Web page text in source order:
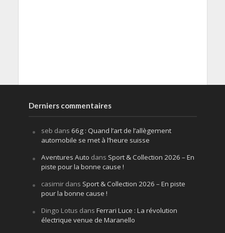
Derniers commentaires
seb dans 66g : Quand l’art de l’allègement
automobile se met à l’heure suisse
Aventures Auto dans Sport & Collection 2026 – En
piste pour la bonne cause !
casimirdans Sport & Collection 2026 – En piste
pour la bonne cause !
Dingo Lotus dans Ferrari Luce : La révolution
électrique venue de Maranello